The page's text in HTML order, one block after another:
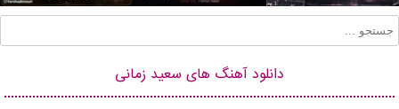
دانلود آهنگ های سعید زمانی